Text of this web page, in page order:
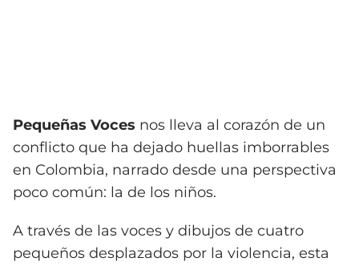
Pequeñas Voces nos lleva al corazón de un
conflicto que ha dejado huellas imborrables
en Colombia, narrado desde una perspectiva
poco común: la de los niños.
A través de las voces y dibujos de cuatro
pequeños desplazados por la violencia, esta